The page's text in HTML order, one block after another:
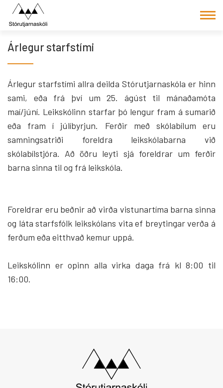
Fara
efni
Árlegur starfstími
Árlegur starfstími allra deilda Stórutjarnaskóla er hinn
sami, eða frá því um 25. ágúst til mánaðamóta
maí/júní. Leikskólinn starfar þó lengur fram á sumarið
eða fram í júlíbyrjun. Ferðir með skólabílum eru
samningsatriði foreldra leikskólabarna við
skólabílstjóra. Að öðru leyti sjá foreldrar um ferðir
barna sinna til og frá leikskóla.
Foreldrar eru beðnir að virða vistunartíma barna sinna
og láta starfsfólk leikskólans vita ef breytingar verða á
ferðum eða eitthvað kemur uppá.
Leikskólinn er opinn alla virka daga frá kl 8:00 til
16:00.